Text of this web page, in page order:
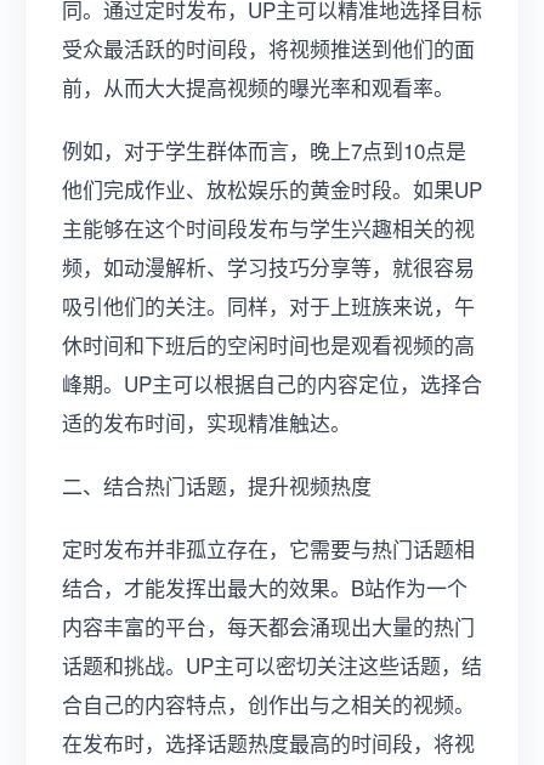
同。通过定时发布，UP主可以精准地选择目标
受众最活跃的时间段，将视频推送到他们的面
前，从而大大提高视频的曝光率和观看率。
例如，对于学生群体而言，晚上7点到10点是
他们完成作业、放松娱乐的黄金时段。如果UP
主能够在这个时间段发布与学生兴趣相关的视
频，如动漫解析、学习技巧分享等，就很容易
吸引他们的关注。同样，对于上班族来说，午
休时间和下班后的空闲时间也是观看视频的高
峰期。UP主可以根据自己的内容定位，选择合
适的发布时间，实现精准触达。
二、结合热门话题，提升视频热度
定时发布并非孤立存在，它需要与热门话题相
结合，才能发挥出最大的效果。B站作为一个
内容丰富的平台，每天都会涌现出大量的热门
话题和挑战。UP主可以密切关注这些话题，结
合自己的内容特点，创作出与之相关的视频。
在发布时，选择话题热度最高的时间段，将视